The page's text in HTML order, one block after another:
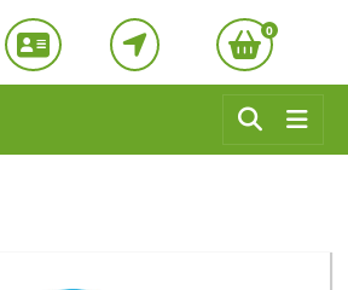
0